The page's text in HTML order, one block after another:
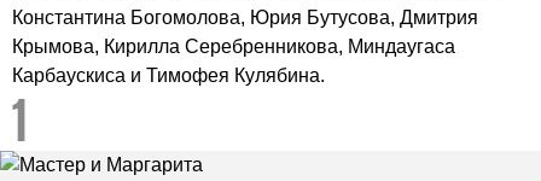
Константина Богомолова, Юрия Бутусова, Дмитрия
Крымова, Кирилла Серебренникова, Миндаугаса
Карбаускиса и Тимофея Кулябина.